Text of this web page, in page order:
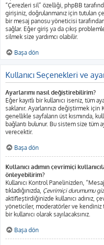
“Çerezleri sil” özelliği, phpBB
girişiniz, doğrulanmanız için tutulan
bir mesaj panosu yöneticisi
sağlar. Eğer giriş ya da çıkış
silmek size yardımcı olabilir.
Başa dön
Kullanıcı Seçenekleri ve
Ayarlarımı nasıl değiştirebilirim?
Eğer kayıtlı bir kullanıcı iseniz, tüm
saklanır. Ayarlarınızı değiştirmek
genellikle sayfaların üst kısmında,
bağlantı bulunur. Bu sistem size tüm
verecektir.
Başa dön
Kullanıcı adımın çevrimiçi
önleyebilirim?
Kullanıcı Kontrol Panelinizden,
tıkladığınızda, Çevrimiçi durumumu
aktifleştirdiğinizde kullanıcı adınız,
yöneticiler, moderatörler ve kendiniz
bir kullanıcı olarak sayılacaksınız.
Başa dön